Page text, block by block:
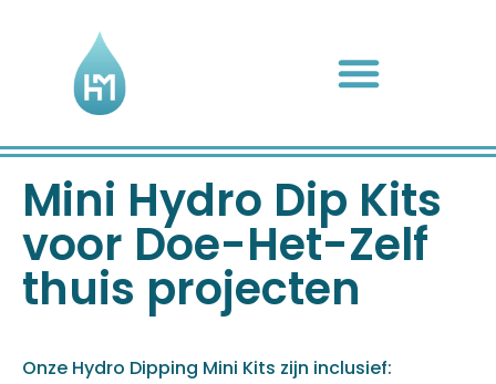
Mini Hydro Dip Kits
voor Doe-Het-Zelf
thuis projecten
Onze Hydro Dipping Mini Kits zijn inclusief: